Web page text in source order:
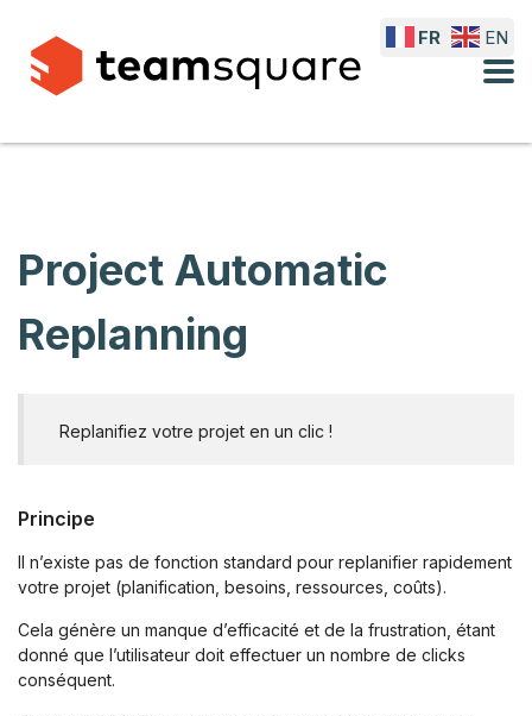
Project Automatic
Replanning
Replanifiez votre projet en un clic !
Principe
Il n’existe pas de fonction standard pour replanifier rapidement
votre projet (planification, besoins, ressources, coûts).
Cela génère un manque d’efficacité et de la frustration, étant
donné que l’utilisateur doit effectuer un nombre de clicks
conséquent.
FR EN